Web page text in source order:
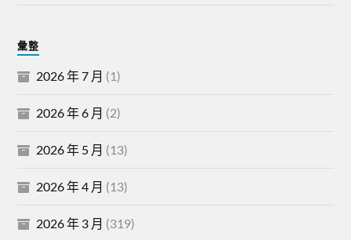
彙整
2026 年 7 月 (1)
2026 年 6 月 (2)
2026 年 5 月 (13)
2026 年 4 月 (13)
2026 年 3 月 (319)